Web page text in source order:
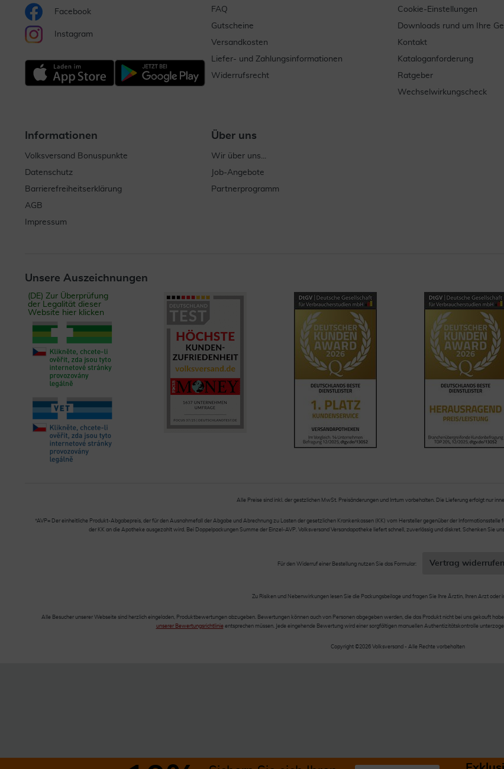
Facebook
Instagram
FAQ
Gutscheine
Versandkosten
Liefer- und Zahlungsinformationen
Widerrufsrecht
Cookie-Einstellungen
Downloads rund um Ihre
Kontakt
Kataloganforderung
Ratgeber
Wechselwirkungscheck
Informationen
Volksversand Bonuspunkte
Datenschutz
Barrierefreiheitserklärung
AGB
Impressum
Über uns
Wir über uns...
Job-Angebote
Partnerprogramm
Unsere Auszeichnungen
(DE) Zur Überprüfung
der Legalität dieser
Website hier klicken
Alle Preise sind inkl. der gestzlichen MwSt. Preisänderungen und Irrtum vorbehalten. Die Lieferung erfolgt nur
*AVP= Der einheitliche Produkt-Abgabepreis, der für den Ausnahmefall der Abgabe und Abrechnung zu Lasten der gesetzlichen Krankenkassen (KK) vom Hersteller gegenüber der
der KK an die Apotheke ausgezahlt wird. Bei Doppelpackungen Summe der Einzel-AVP. Volksversand Versandapotheke liefert schnell, zuverlässig und diskret. Schenken Sie
Für den Widerruf einer Bestellung nutzen Sie das Formular: Vertrag widerrufen
Zu Risiken und Nebenwirkungen lesen Sie die Packungsbeilage und fragen Sie Ihre Ärztin, Ihren Arzt oder
Alle Besucher unserer Webseite sind herzlich eingeladen, Produktbewertungen abzugeben. Bewertungen können auch von Personen abgegeben werden, die das Produkt nicht bei uns gekauft
unserer Bewertungsrichtlinieentsprechen müssen. Jede eingehende Bewertung wird einer sorgfältigen manuellen Authentizitätskontrolle
Copyright ©2026 Volksversand - Alle Rechte vorbehalten